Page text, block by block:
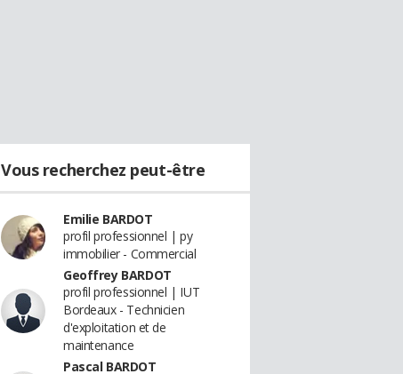
Vous recherchez peut-être
Emilie BARDOT
profil professionnel | py
immobilier - Commercial
Geoffrey BARDOT
profil professionnel | IUT
Bordeaux - Technicien
d'exploitation et de
maintenance
Pascal BARDOT